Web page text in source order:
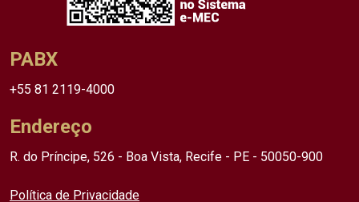
PABX
+55 81 2119-4000
Endereço
R. do Príncipe, 526 - Boa Vista, Recife - PE - 50050-900
Política de Privacidade